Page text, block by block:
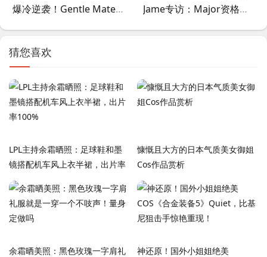
爆冷逆袭！Gentle Mates让一追二掀翻G2，EPL S22黑马杀入2-0组 Jame专访：Major资格生死局不敢奢望 谈BIG转会传闻与指挥狙击双重困境
猜您喜欢
LPL主持余霜晒照：足球鞋和墨
镜搭配机车风上衣半裙，出片率
100%
慷慨且大方的日本气质美女御姐
Cos作品赏析
余霜晒美照：黑色玫瑰一字肩礼
神还原！国外小姐姐绝美